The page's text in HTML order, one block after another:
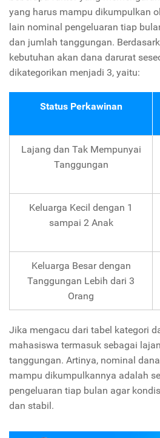
yang harus mampu dikumpulkan
lain nominal pengeluaran tiap
dan jumlah tanggungan.
kebutuhan akan dana darurat
dikategorikan menjadi 3, yaitu:
Status Perkawinan
Lajang dan Tak Mempunyai
Tanggungan
Keluarga Kecil dengan 1
sampai 2 Anak
Keluarga Besar dengan
Tanggungan Lebih dari 3
Orang
Jika mengacu dari tabel kategori
mahasiswa termasuk sebagai
tanggungan. Artinya, nominal
mampu dikumpulkannya adalah
pengeluaran tiap bulan agar
dan stabil.